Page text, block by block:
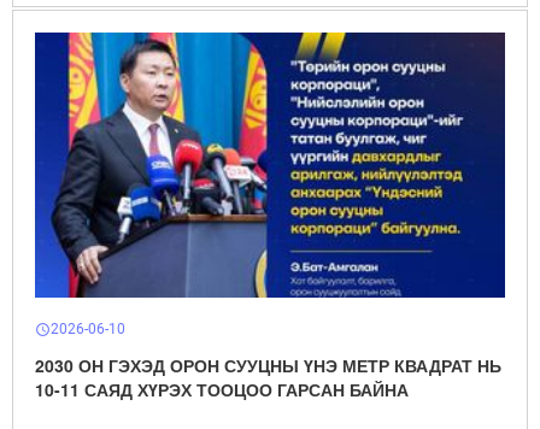
schedule2026-06-10
2030 ОН ГЭХЭД ОРОН СУУЦНЫ ҮНЭ МЕТР КВАДРАТ НЬ
10-11 САЯД ХҮРЭХ ТООЦОО ГАРСАН БАЙНА